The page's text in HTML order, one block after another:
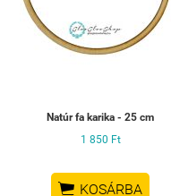
Natúr fa karika - 25 cm
1 850 Ft
 KOSÁRBA